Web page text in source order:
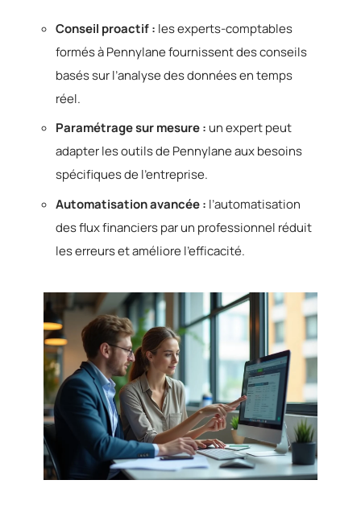
Conseil proactif : les experts-comptables
formés à Pennylane fournissent des conseils
basés sur l’analyse des données en temps
réel.
Paramétrage sur mesure : un expert peut
adapter les outils de Pennylane aux besoins
spécifiques de l’entreprise.
Automatisation avancée : l’automatisation
des flux financiers par un professionnel réduit
les erreurs et améliore l’efficacité.